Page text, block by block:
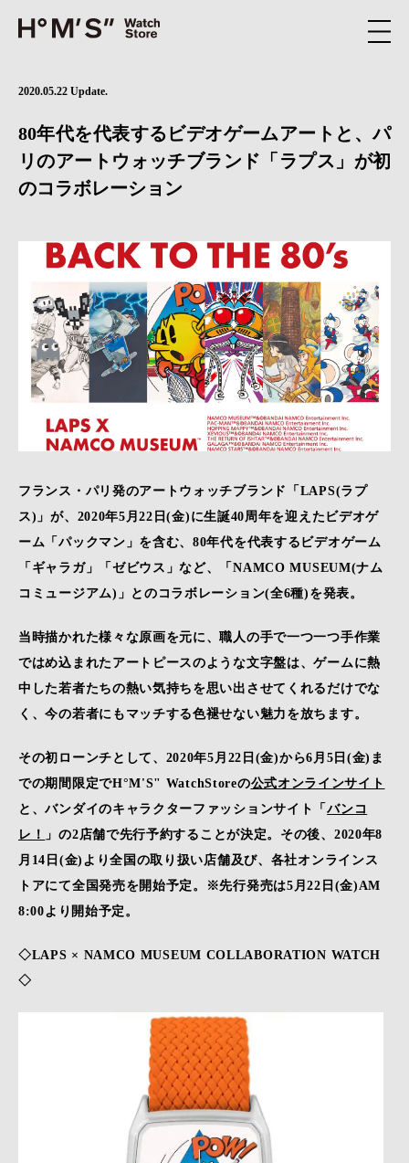
2020.05.22 Update.
80年代を代表するビデオゲームアートと、パ
リのアートウォッチブランド「ラプス」が初
のコラボレーション
フランス・パリ発のアートウォッチブランド「LAPS(ラプ
ス)」が、2020年5月22日(金)に生誕40周年を迎えたビデオゲ
ーム「パックマン」を含む、80年代を代表するビデオゲーム
「ギャラガ」「ゼビウス」など、「NAMCO MUSEUM(ナム
コミュージアム)」とのコラボレーション(全6種)を発表。
当時描かれた様々な原画を元に、職人の手で一つ一つ手作業
ではめ込まれたアートピースのような文字盤は、ゲームに熱
中した若者たちの熱い気持ちを思い出させてくれるだけでな
く、今の若者にもマッチする色褪せない魅力を放ちます。
その初ローンチとして、2020年5月22日(金)から6月5日(金)ま
での期間限定でH°M'S" WatchStoreの公式オンラインサイト
と、バンダイのキャラクターファッションサイト「バンコ
レ！
」の2店舗で先行予約することが決定。その後、2020年8
月14日(金)より全国の取り扱い店舗及び、各社オンラインス
トアにて全国発売を開始予定。※先行発売は5月22日(金)AM
8:00より開始予定。
◇LAPS × NAMCO MUSEUM COLLABORATION WATCH
◇